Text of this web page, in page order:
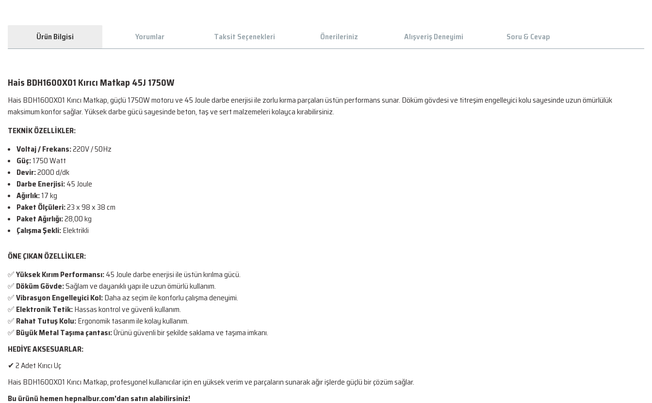
Ürün Bilgisi Yorumlar Taksit Seçenekleri Önerileriniz Alışveriş Deneyimi Soru & Cevap
Hais BDH1600X01 Kırıcı Matkap 45J 1750W
Hais BDH1600X01 Kırıcı Matkap, güçlü 1750W motoru ve 45 Joule darbe enerjisi ile zorlu kırma parçaları üstün performans sunar. Döküm gövdesi ve titreşim engelleyici kolu sayesinde uzun ömürlülük
maksimum konfor sağlar. Yüksek darbe gücü sayesinde beton, taş ve sert malzemeleri kolayca kırabilirsiniz.
TEKNİK ÖZELLİKLER:
Voltaj / Frekans:220V / 50Hz
Güç:1750 Watt
Devir:2000 d/dk
Darbe Enerjisi:45 Joule
Ağırlık:17 kg
Paket Ölçüleri:23 x 98 x 38 cm
Paket Ağırlığı:28,00 kg
Çalışma Şekli:Elektrikli
ÖNE ÇIKAN ÖZELLİKLER:
✅Yüksek Kırım Performansı:45 Joule darbe enerjisi ile üstün kırılma gücü.
✅ Döküm Gövde:Sağlam ve dayanıklı yapı ile uzun ömürlü kullanım.
✅Vibrasyon Engelleyici Kol:Daha az seçim ile konforlu çalışma deneyimi.
✅ Elektronik Tetik:Hassas kontrol ve güvenli kullanım.
✅ Rahat Tutuş Kolu:Ergonomik tasarım ile kolay kullanım.
✅ Büyük Metal Taşıma çantası:Ürünü güvenli bir şekilde saklama ve taşıma imkanı.
HEDİYE AKSESUARLAR:
✔ 2 Adet Kırıcı Uç
Hais BDH1600X01 Kırıcı Matkap, profesyonel kullanıcılar için en yüksek verim ve parçaların sunarak ağır işlerde güçlü bir çözüm sağlar.
Bu ürünü hemen hepnalbur.com'dan satın alabilirsiniz!